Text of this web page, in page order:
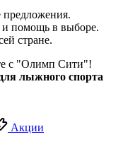
и помощь в выборе.
стране.
с "Олимп Сити"!
лыжного спорта
Акции